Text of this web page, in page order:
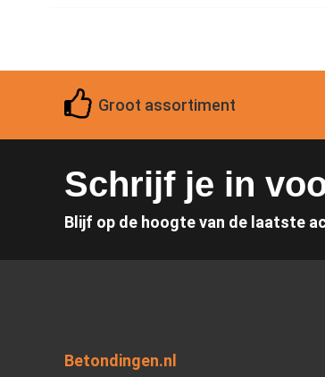
Groot assortiment
Schrijf je in
Blijf op de hoogte van de laatste
Betondingen.nl